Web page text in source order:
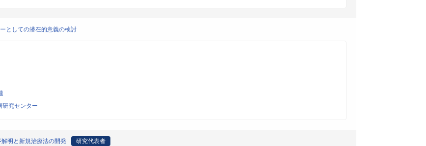
としての潜在的意義の検討
研究センター
明と新規治療法の開発 研究代表者